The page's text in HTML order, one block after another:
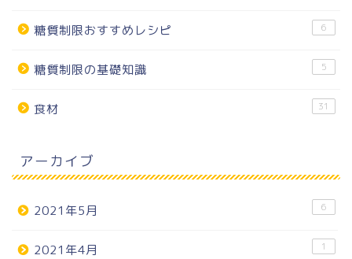
糖質制限おすすめレシピ 6
糖質制限の基礎知識 5
食材 31
アーカイブ
2021年5月 6
2021年4月 1